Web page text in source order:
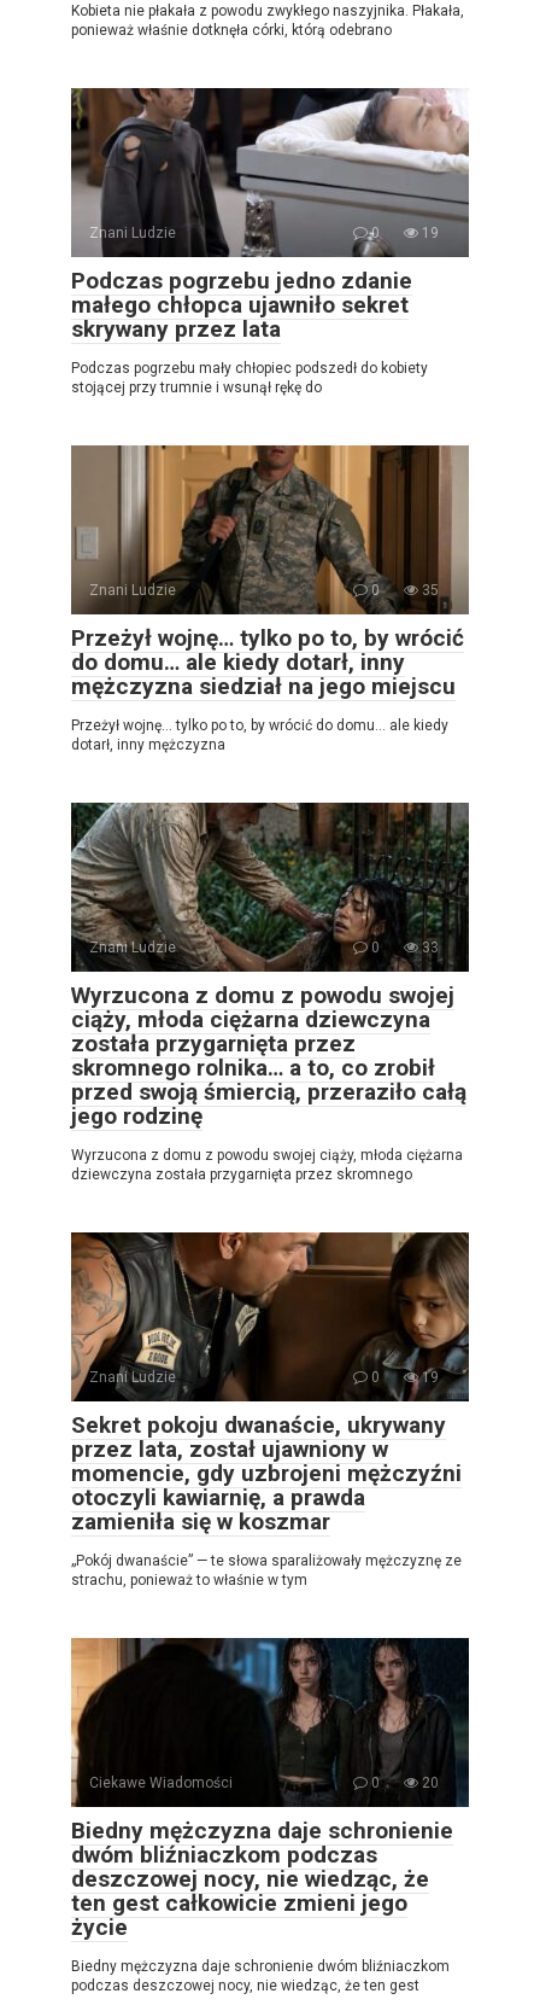
Kobieta nie płakała z powodu zwykłego naszyjnika. Płakała,
ponieważ właśnie dotknęła córki, którą odebrano
Znani Ludzie 0 19
Podczas pogrzebu jedno zdanie
małego chłopca ujawniło sekret
skrywany przez lata
Podczas pogrzebu mały chłopiec podszedł do kobiety
stojącej przy trumnie i wsunął rękę do
Znani Ludzie 0 35
Przeżył wojnę… tylko po to, by wrócić
do domu… ale kiedy dotarł, inny
mężczyzna siedział na jego miejscu
Przeżył wojnę… tylko po to, by wrócić do domu… ale kiedy
dotarł, inny mężczyzna
Znani Ludzie 0 33
Wyrzucona z domu z powodu swojej
ciąży, młoda ciężarna dziewczyna
została przygarnięta przez
skromnego rolnika… a to, co zrobił
przed swoją śmiercią, przeraziło całą
jego rodzinę
Wyrzucona z domu z powodu swojej ciąży, młoda ciężarna
dziewczyna została przygarnięta przez skromnego
Znani Ludzie 0 19
Sekret pokoju dwanaście, ukrywany
przez lata, został ujawniony w
momencie, gdy uzbrojeni mężczyźni
otoczyli kawiarnię, a prawda
zamieniła się w koszmar
„Pokój dwanaście” — te słowa sparaliżowały mężczyznę ze
strachu, ponieważ to właśnie w tym
Ciekawe Wiadomości 0 20
Biedny mężczyzna daje schronienie
dwóm bliźniaczkom podczas
deszczowej nocy, nie wiedząc, że
ten gest całkowicie zmieni jego
życie
Biedny mężczyzna daje schronienie dwóm bliźniaczkom
podczas deszczowej nocy, nie wiedząc, że ten gest